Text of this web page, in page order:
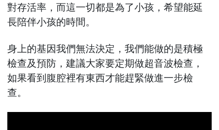
對存活率，而這一切都是為了小孩，希望能延
長陪伴小孩的時間。
身上的基因我們無法決定，我們能做的是積極
檢查及預防，建議大家要定期做超音波檢查，
如果看到腹腔裡有東西才能趕緊做進一步檢
查。